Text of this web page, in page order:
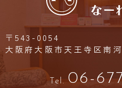
〒543-0054
大阪府大阪市天王寺区南
Tel. 06-